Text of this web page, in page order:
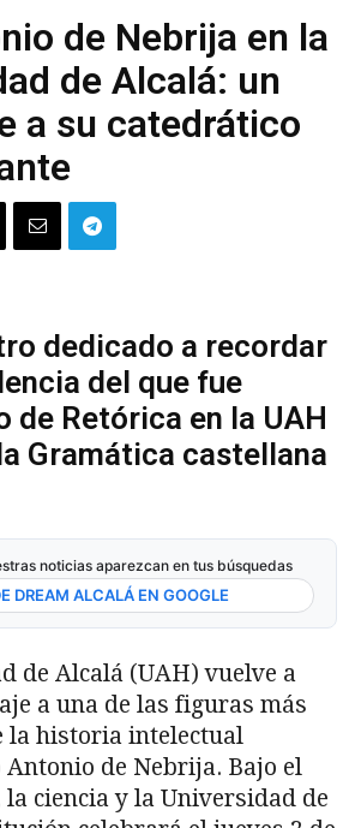
de Nebrija en la
de Alcalá: un
a su catedrático
dedicado a recordar
del que fue
de Retórica en la UAH
Gramática castellana
noticias aparezcan en tus búsquedas
DREAM ALCALÁ EN GOOGLE
de Alcalá (UAH) vuelve a
a una de las figuras más
la historia intelectual
Antonio de Nebrija. Bajo el
ciencia y la Universidad de